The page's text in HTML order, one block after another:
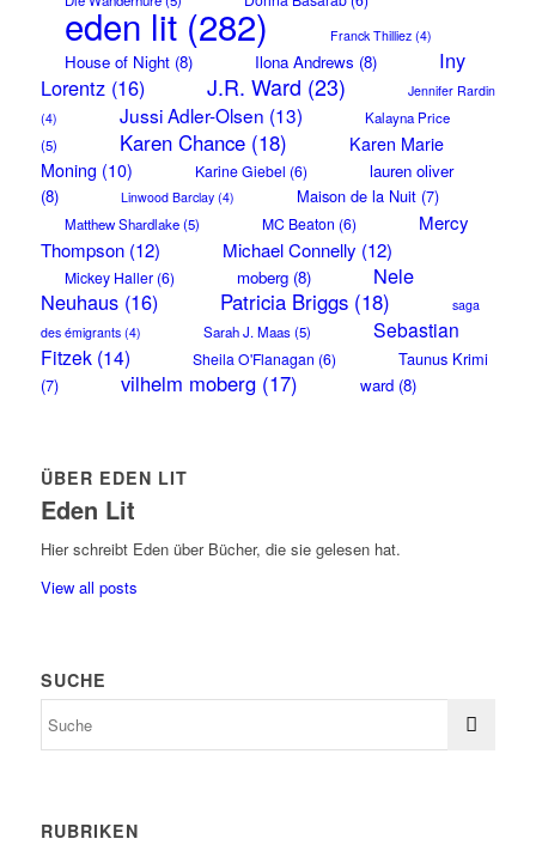
eden lit(282) Franck Thilliez(4)
House of Night(8) Ilona Andrews (8)
Iny
Lorentz(16) J.R. Ward (23)
Jennifer Rardin
(4)
Jussi Adler-Olsen (13)
Kalayna Price
(5)
Karen Chance(18)
Karen Marie
Moning (10) Karine Giebel (6)
lauren oliver
(8)
Linwood Barclay(4) Maison de la Nuit(7)
Matthew Shardlake(5) MC Beaton (6)
Mercy
Thompson(12) Michael Connelly (12)
Mickey Haller(6) moberg(8)
Nele
Neuhaus(16) Patricia Briggs(18)
saga
des émigrants(4) Sarah J. Maas(5)
Sebastian
Fitzek(14) Sheila O'Flanagan (6)
Taunus Krimi
(7)
vilhelm moberg(17) ward(8)
ÜBER EDEN LIT
Eden Lit
Hier schreibt Eden über Bücher, die sie gelesen hat.
View all posts
SUCHE
RUBRIKEN